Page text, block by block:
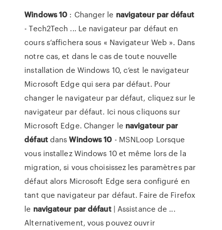
Windows10 : Changer le navigateur par défaut
- Tech2Tech ... Le navigateur par défaut en
cours s’affichera sous « Navigateur Web ». Dans
notre cas, et dans le cas de toute nouvelle
installation de Windows 10, c’est le navigateur
Microsoft Edge qui sera par défaut. Pour
changer le navigateur par défaut, cliquez sur le
navigateur par défaut. Ici nous cliquons sur
Microsoft Edge. Changer le navigateur par
défautdansWindows10 - MSNLoop Lorsque
vous installez Windows 10 et même lors de la
migration, si vous choisissez les paramètres par
défaut alors Microsoft Edge sera configuré en
tant que navigateur par défaut. Faire de Firefox
le navigateur par défaut| Assistance de ...
Alternativement, vous pouvez ouvrir